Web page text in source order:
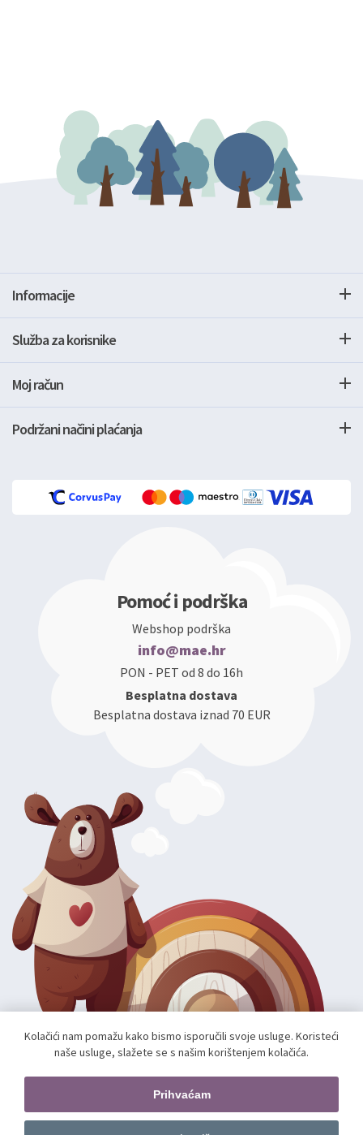
Informacije
Služba za korisnike
Moj račun
Podržani načini plaćanja
Pomoć i podrška
Webshop podrška
info@mae.hr
PON - PET od 8 do 16h
Besplatna dostava
Besplatna dostava iznad 70 EUR
Pratite nas
Kolačići nam pomažu kako bismo isporučili svoje usluge. Koristeći
naše usluge, slažete se s našim korištenjem kolačića.
Prihvaćam